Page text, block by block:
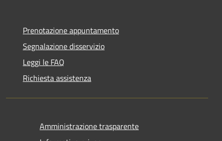
Prenotazione appuntamento
Segnalazione disservizio
Leggi le FAQ
Richiesta assistenza
Amministrazione trasparente